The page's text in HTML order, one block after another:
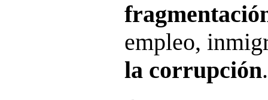
empleo,
la corrupción.